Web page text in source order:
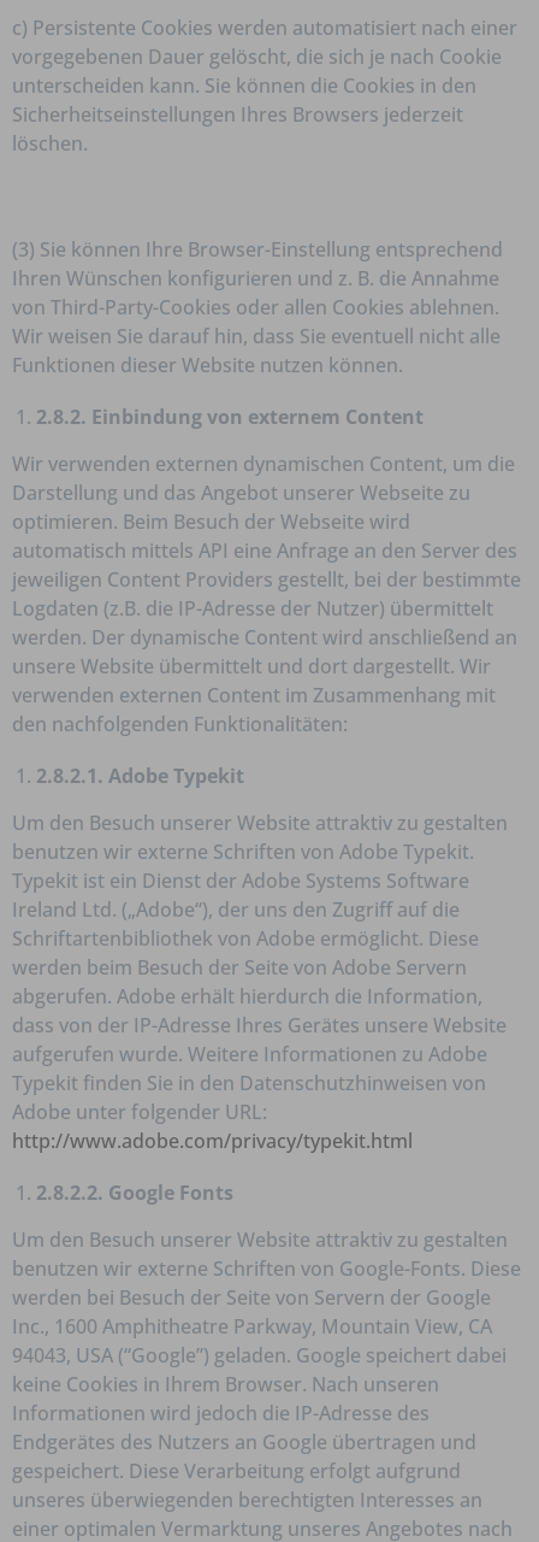
c) Persistente Cookies werden automatisiert nach einer
vorgegebenen Dauer gelöscht, die sich je nach Cookie
unterscheiden kann. Sie können die Cookies in den
Sicherheitseinstellungen Ihres Browsers jederzeit
löschen.
(3) Sie können Ihre Browser-Einstellung entsprechend
Ihren Wünschen konfigurieren und z. B. die Annahme
von Third-Party-Cookies oder allen Cookies ablehnen.
Wir weisen Sie darauf hin, dass Sie eventuell nicht alle
Funktionen dieser Website nutzen können.
2.8.2. Einbindung von externem Content
Wir verwenden externen dynamischen Content, um die
Darstellung und das Angebot unserer Webseite zu
optimieren. Beim Besuch der Webseite wird
automatisch mittels API eine Anfrage an den Server des
jeweiligen Content Providers gestellt, bei der bestimmte
Logdaten (z.B. die IP-Adresse der Nutzer) übermittelt
werden. Der dynamische Content wird anschließend an
unsere Website übermittelt und dort dargestellt. Wir
verwenden externen Content im Zusammenhang mit
den nachfolgenden Funktionalitäten:
2.8.2.1. Adobe Typekit
Um den Besuch unserer Website attraktiv zu gestalten
benutzen wir externe Schriften von Adobe Typekit.
Typekit ist ein Dienst der Adobe Systems Software
Ireland Ltd. („Adobe“), der uns den Zugriff auf die
Schriftartenbibliothek von Adobe ermöglicht. Diese
werden beim Besuch der Seite von Adobe Servern
abgerufen. Adobe erhält hierdurch die Information,
dass von der IP-Adresse Ihres Gerätes unsere Website
aufgerufen wurde. Weitere Informationen zu Adobe
Typekit finden Sie in den Datenschutzhinweisen von
Adobe unter folgender URL:
http://www.adobe.com/privacy/typekit.html
2.8.2.2. Google Fonts
Um den Besuch unserer Website attraktiv zu gestalten
benutzen wir externe Schriften von Google-Fonts. Diese
werden bei Besuch der Seite von Servern der Google
Inc., 1600 Amphitheatre Parkway, Mountain View, CA
94043, USA (“Google”) geladen. Google speichert dabei
keine Cookies in Ihrem Browser. Nach unseren
Informationen wird jedoch die IP-Adresse des
Endgerätes des Nutzers an Google übertragen und
gespeichert. Diese Verarbeitung erfolgt aufgrund
unseres überwiegenden berechtigten Interesses an
einer optimalen Vermarktung unseres Angebotes nach